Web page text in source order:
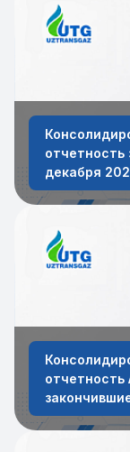
отчетность
декабря
отчетность